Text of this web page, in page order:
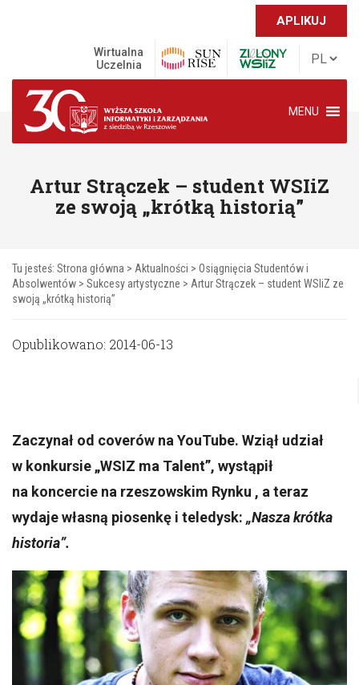
APLIKUJ
Wirtualna
Uczelnia
MENU
Artur Strączek – student WSIiZ
ze swoją „krótką historią”
Tu jesteś: Strona główna > Aktualności > Osiągnięcia Studentów i
Absolwentów > Sukcesy artystyczne > Artur Strączek – student WSIiZ ze
swoją „krótką historią”
Opublikowano: 2014-06-13
Zaczynał od coverów na YouTube. Wziął udział
w konkursie „WSIZ ma Talent”, wystąpił
na koncercie na rzeszowskim Rynku , a teraz
wydaje własną piosenkę i teledysk: „Nasza krótka
historia”.